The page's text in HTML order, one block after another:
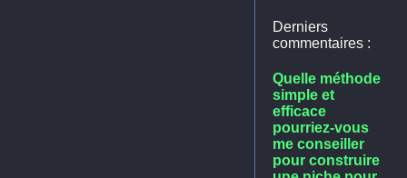
Derniers
commentaires :
Quelle méthode
simple et
efficace
pourriez-vous
me conseiller
pour construire